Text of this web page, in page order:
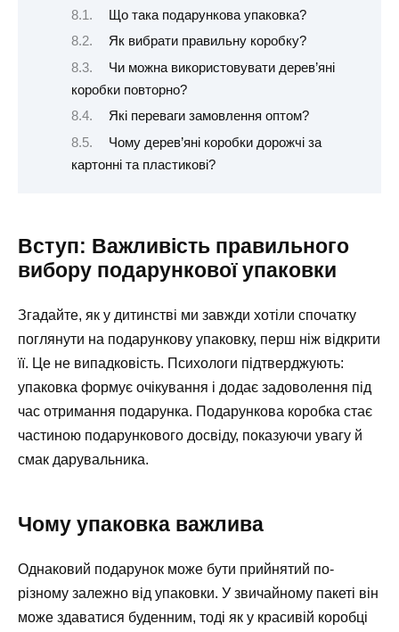
Що така подарункова упаковка?
Як вибрати правильну коробку?
Чи можна використовувати дерев’яні
коробки повторно?
Які переваги замовлення оптом?
Чому дерев’яні коробки дорожчі за
картонні та пластикові?
Вступ: Важливість правильного
вибору подарункової упаковки
Згадайте, як у дитинстві ми завжди хотіли спочатку
поглянути на подарункову упаковку, перш ніж відкрити
її. Це не випадковість. Психологи підтверджують:
упаковка формує очікування і додає задоволення під
час отримання подарунка. Подарункова коробка стає
частиною подарункового досвіду, показуючи увагу й
смак дарувальника.
Чому упаковка важлива
Однаковий подарунок може бути прийнятий по-
різному залежно від упаковки. У звичайному пакеті він
може здаватися буденним, тоді як у красивій коробці